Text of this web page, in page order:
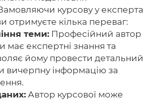
курсову у експерта
отримуєте кілька переваг:
теми: Професійний автор
має експертні знання та
йому провести детальний
вичерпну інформацію за
Автор курсової може